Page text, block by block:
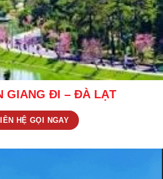
GIANG ĐI – ĐÀ LẠT
HỆ GỌI NGAY